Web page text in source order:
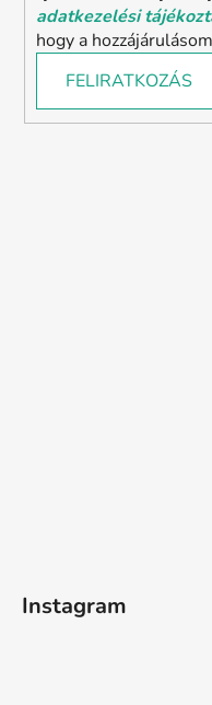
adatkezelési
hogy a
FELIRATKOZÁS
Instagram